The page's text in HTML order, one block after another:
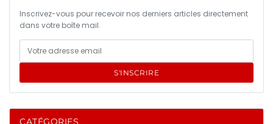
Inscrivez-vous pour recevoir nos derniers articles directement
dans votre boîte mail.
S'INSCRIRE
CATÉGORIES